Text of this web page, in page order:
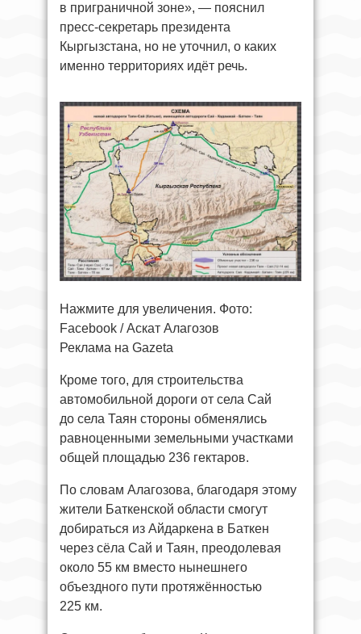
в приграничной зоне», — пояснил
пресс-секретарь президента
Кыргызстана, но не уточнил, о каких
именно территориях идёт речь.
Нажмите для увеличения. Фото:
Facebook / Аскат Алагозов
Реклама на Gazeta
Кроме того, для строительства
автомобильной дороги от села Сай
до села Таян стороны обменялись
равноценными земельными участками
общей площадью 236 гектаров.
По словам Алагозова, благодаря этому
жители Баткенской области смогут
добираться из Айдаркена в Баткен
через сёла Сай и Таян, преодолевая
около 55 км вместо нынешнего
объездного пути протяжённостью
225 км.